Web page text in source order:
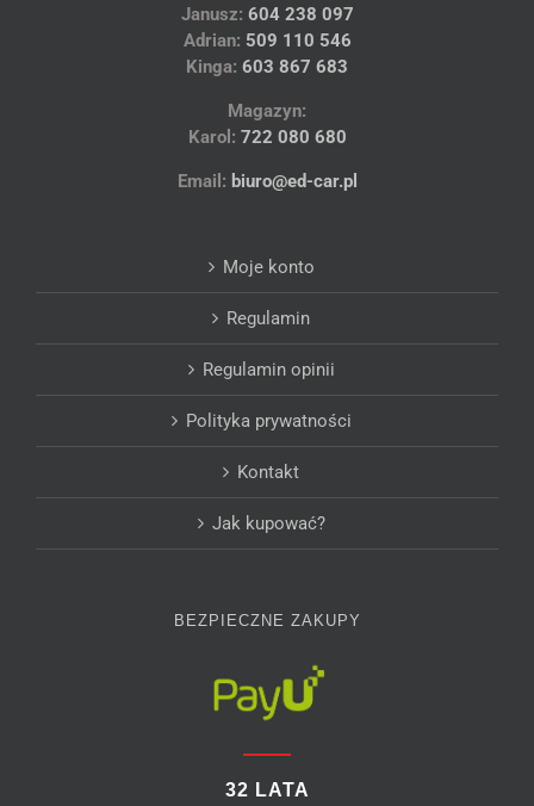
Janusz: 604 238 097
Adrian: 509 110 546
Kinga: 603 867 683
Magazyn:
Karol: 722 080 680
Email: biuro@ed-car.pl
Moje konto
Regulamin
Regulamin opinii
Polityka prywatności
Kontakt
Jak kupować?
BEZPIECZNE ZAKUPY
32 LATA